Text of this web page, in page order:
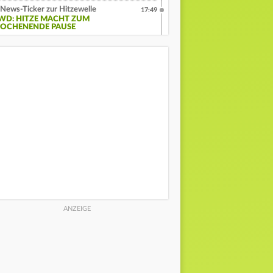
Ticker zur Hitzewelle
HITZE MACHT ZUM
PAUSE
17:49